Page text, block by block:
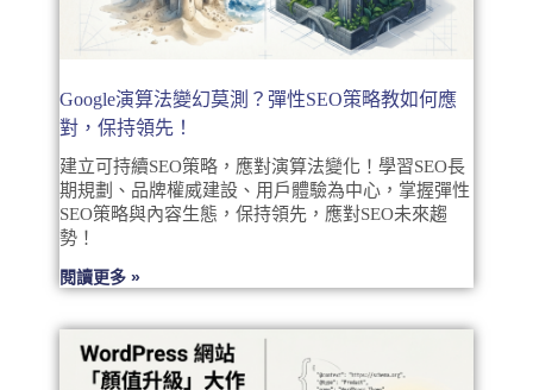
Google演算法變幻莫測？彈性SEO策略教如何應
對，保持領先！
建立可持續SEO策略，應對演算法變化！學習SEO長
期規劃、品牌權威建設、用戶體驗為中心，掌握彈性
SEO策略與內容生態，保持領先，應對SEO未來趨
勢！
閱讀更多 »